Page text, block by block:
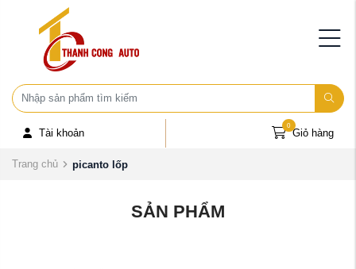
Tài khoản Giỏ hàng
0
Trang chủ picanto lốp
SẢN PHẨM